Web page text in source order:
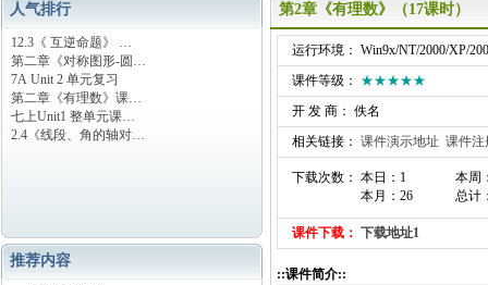
人气排行
12.3《 互逆命题》 …
第二章《对称图形-圆…
7A Unit 2 单元复习
第二章《有理数》课…
七上Unit1 整单元课…
2.4《线段、角的轴对…
推荐内容
第2章《有理数》（17课时）
运行环境： Win9x/NT/2000/XP/
课件等级： ★★★★★
开 发 商： 佚名
相关链接： 课件演示地址 课件注
下载次数： 本日：1
本月：26
本周
总计
课件下载： 下载地址1
::课件简介::